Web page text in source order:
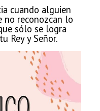
cuando alguien
no reconozcan lo
sólo se logra
Rey y Señor.